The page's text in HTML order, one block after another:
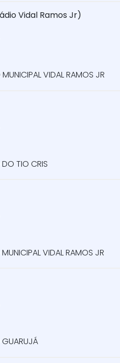
Vidal Ramos Jr)
VIDAL RAMOS JR
TIO CRIS
VIDAL RAMOS JR